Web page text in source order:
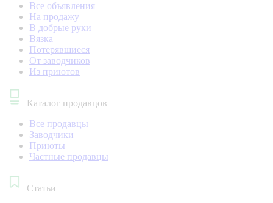
Все объявления
На продажу
В добрые руки
Вязка
Потерявшиеся
От заводчиков
Из приютов
Каталог продавцов
Все продавцы
Заводчики
Приюты
Частные продавцы
Статьи